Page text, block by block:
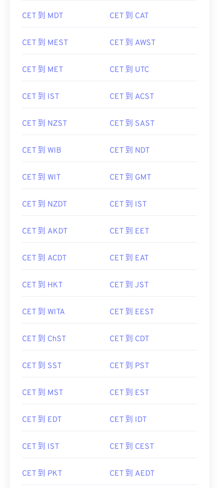
CET 到 MDT CET 到 CAT
CET 到 MEST CET 到 AWST
CET 到 MET CET 到 UTC
CET 到 IST CET 到 ACST
CET 到 NZST CET 到 SAST
CET 到 WIB CET 到 NDT
CET 到 WIT CET 到 GMT
CET 到 NZDT CET 到 IST
CET 到 AKDT CET 到 EET
CET 到 ACDT CET 到 EAT
CET 到 HKT CET 到 JST
CET 到 WITA CET 到 EEST
CET 到 ChST CET 到 CDT
CET 到 SST CET 到 PST
CET 到 MST CET 到 EST
CET 到 EDT CET 到 IDT
CET 到 IST CET 到 CEST
CET 到 PKT CET 到 AEDT